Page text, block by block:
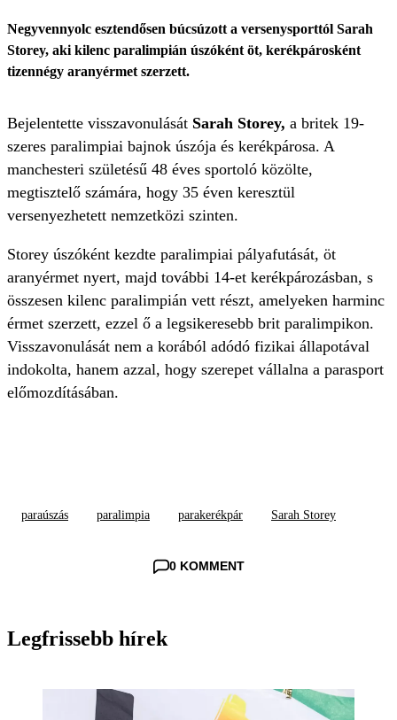
Negyvennyolc esztendősen búcsúzott a versenysporttól Sarah
Storey, aki kilenc paralimpián úszóként öt, kerékpárosként
tizennégy aranyérmet szerzett.
Bejelentette visszavonulását Sarah Storey, a britek 19-
szeres paralimpiai bajnok úszója és kerékpárosa. A
manchesteri születésű 48 éves sportoló közölte,
megtisztelő számára, hogy 35 éven keresztül
versenyezhetett nemzetközi szinten.
Storey úszóként kezdte paralimpiai pályafutását, öt
aranyérmet nyert, majd további 14-et kerékpározásban, s
összesen kilenc paralimpián vett részt, amelyeken harminc
érmet szerzett, ezzel ő a legsikeresebb brit paralimpikon.
Visszavonulását nem a korából adódó fizikai állapotával
indokolta, hanem azzal, hogy szerepet vállalna a parasport
előmozdításában.
paraúszás paralimpia parakerékpár Sarah Storey
0 KOMMENT
Legfrissebb hírek